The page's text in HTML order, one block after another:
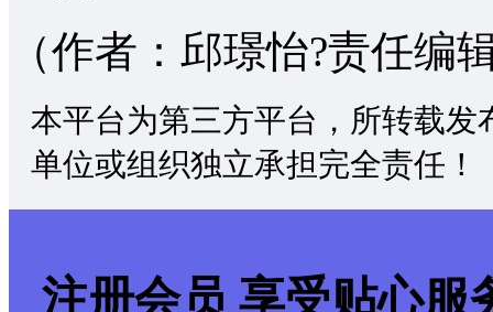
（作者：邱璟怡?责任编
本平台为第三方平台，所转载
单位或组织独立承担完全责任！
注册会员 享受贴心服